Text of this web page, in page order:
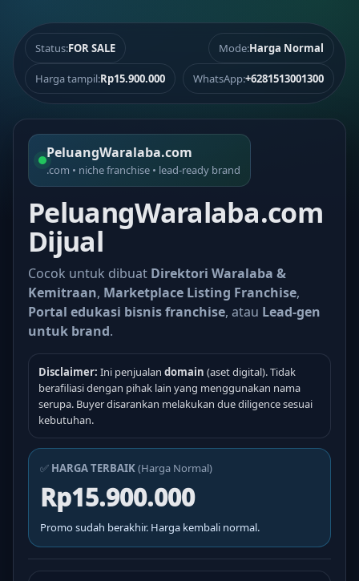
Status:FOR SALE Mode:Harga Normal
Harga tampil:Rp15.900.000 WhatsApp:+6281513001300
PeluangWaralaba.com
.com • niche franchise • lead-ready brand
PeluangWaralaba.com
Dijual
Cocok untuk dibuat Direktori Waralaba &
Kemitraan, Marketplace Listing Franchise,
Portal edukasi bisnis franchise, atau Lead-gen
untuk brand.
Disclaimer: Ini penjualan domain (aset digital). Tidak
berafiliasi dengan pihak lain yang menggunakan nama
serupa. Buyer disarankan melakukan due diligence sesuai
kebutuhan.
✅ HARGA TERBAIK(Harga Normal)
Rp15.900.000
Promo sudah berakhir. Harga kembali normal.